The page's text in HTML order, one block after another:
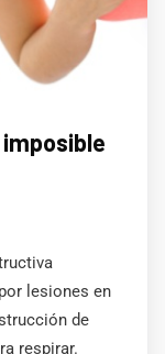
imposible
lesiones en
de
respirar.